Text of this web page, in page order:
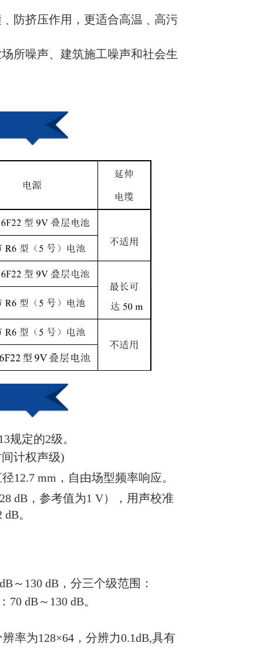
防挤压作用，更适合高温﹑高污
所噪声、建筑施工噪声和社会生
规定的2级。
计权声级)
12.7 mm，自由场型频率响应。
dB，参考值为1 V），用声校准
。
～130 dB，分三个级范围：
dB～130 dB。
率为128×64，分辨力0.1dB,具有